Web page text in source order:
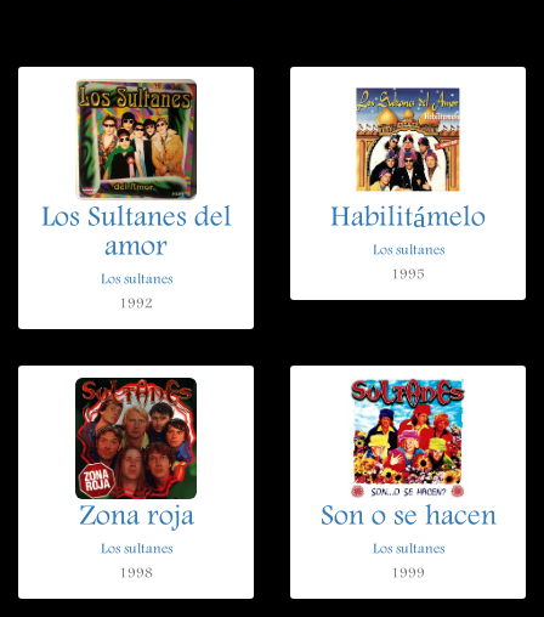
Los Sultanes del
amor
Los sultanes
1992
Habilitámelo
Los sultanes
1995
Zona roja
Los sultanes
1998
Son o se hacen
Los sultanes
1999